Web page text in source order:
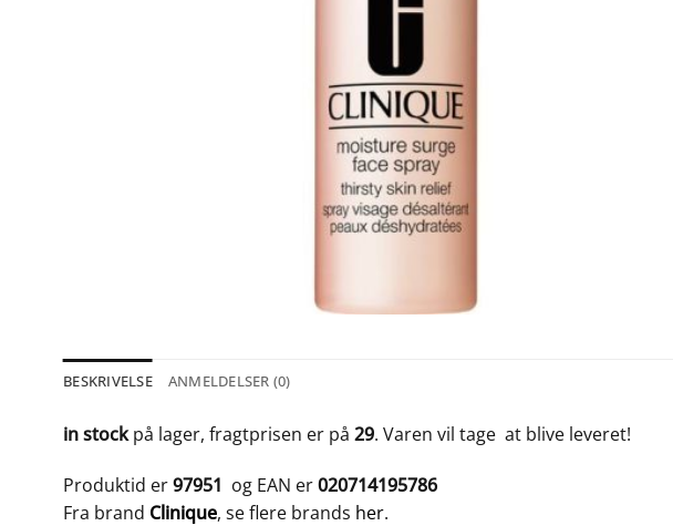
BESKRIVELSE ANMELDELSER (0)
in stockpå lager, fragtprisen er på 29. Varen vil tage at blive leveret!
Produktid er97951 og EAN er020714195786
Fra brand Clinique, se flere brands her.